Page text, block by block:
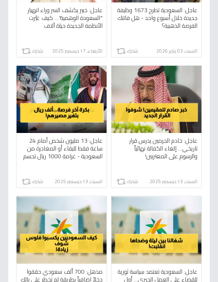
عاجل: السعودية تطرح 1673 وظيفة
جديدة خلال أسبوع واحد - هل فاتتك
الفرصة الذهبية؟
السبت, 03 يناير 2026 شارك
عاجل: خبير يكشف السر وراء انهيار
"السعودة الوهمية"... كيف غيّرت
الأنظمة الجديدة حياة آلاف
الأربعاء, 17 ديسمبر 2025 شارك
عاجل: خادم الحرمين يدرس قرار
تاريخي… إلغاء الكفالة نهائياً
والرسوم على المغتربين!
السبت, 13 ديسمبر 2025 شارك
عاجل: 13 مليون شخص أمام 24
ساعة فقط للبقاء أو المغادرة من
السعودية - غرامة 1000 ريال تحسم
السبت, 13 ديسمبر 2025 شارك
عاجل: السعودية تعتمد سياسة ثورية
للقضاء على العمل الجبري... أول
مذهل: 700 ألف سعودي حققوا
دخلاً إضافياً بطريقة لم تخطر على بالك